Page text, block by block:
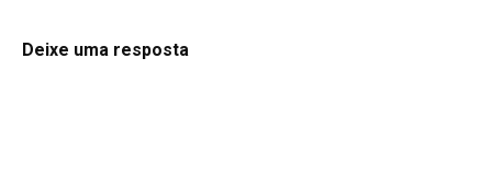
Deixe uma resposta